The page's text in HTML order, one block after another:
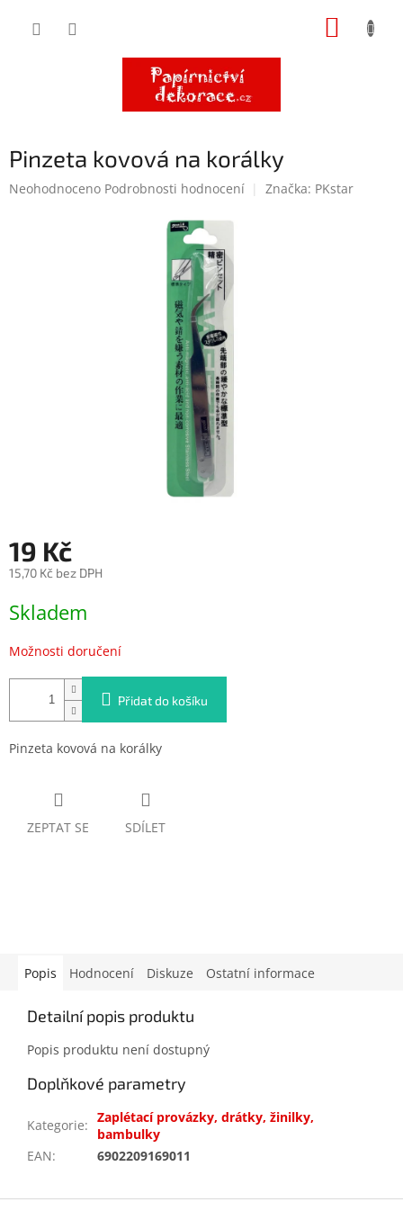
Pinzeta kovová na korálky
Průměrné
Neohodnoceno Podrobnosti hodnocení Značka: PKstar
19 Kč
15,70 Kč bez DPH
cena:
Skladem
Možnosti doručení
Přidat do košíku
Pinzeta kovová na korálky
ZEPTAT SE SDÍLET
Popis Hodnocení Diskuze Ostatní informace
Detailní popis produktu
Popis produktu není dostupný
Doplňkové parametry
Kategorie: Zaplétací provázky, drátky, žinilky,
bambulky
EAN: 6902209169011